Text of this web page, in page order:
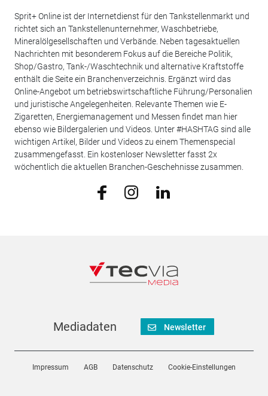
Sprit+ Online ist der Internetdienst für den Tankstellenmarkt und
richtet sich an Tankstellenunternehmer, Waschbetriebe,
Mineralölgesellschaften und Verbände. Neben tagesaktuellen
Nachrichten mit besonderem Fokus auf die Bereiche Politik,
Shop/Gastro, Tank-/Waschtechnik und alternative Kraftstoffe
enthält die Seite ein Branchenverzeichnis. Ergänzt wird das
Online-Angebot um betriebswirtschaftliche Führung/Personalien
und juristische Angelegenheiten. Relevante Themen wie E-
Zigaretten, Energiemanagement und Messen findet man hier
ebenso wie Bildergalerien und Videos. Unter #HASHTAG sind alle
wichtigen Artikel, Bilder und Videos zu einem Themenspecial
zusammengefasst. Ein kostenloser Newsletter fasst 2x
wöchentlich die aktuellen Branchen-Geschehnisse zusammen.
Mediadaten Newsletter
Impressum AGB Datenschutz Cookie-Einstellungen